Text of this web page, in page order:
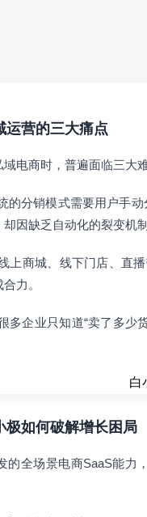
运营的三大痛点
电商时，普遍面临三大难
的分销模式需要用户手动
因缺乏自动化的裂变机
上商城、线下门店、直
力。
多企业只知道“卖了多少
极如何破解增长困局
的全场景电商SaaS能力